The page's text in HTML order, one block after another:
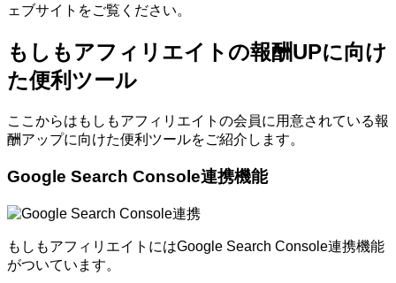
ェブサイトをご覧ください。
もしもアフィリエイトの報酬UPに向け
た便利ツール
ここからはもしもアフィリエイトの会員に用意されている報
酬アップに向けた便利ツールをご紹介します。
Google Search Console連携機能
もしもアフィリエイトにはGoogle Search Console連携機能
がついています。